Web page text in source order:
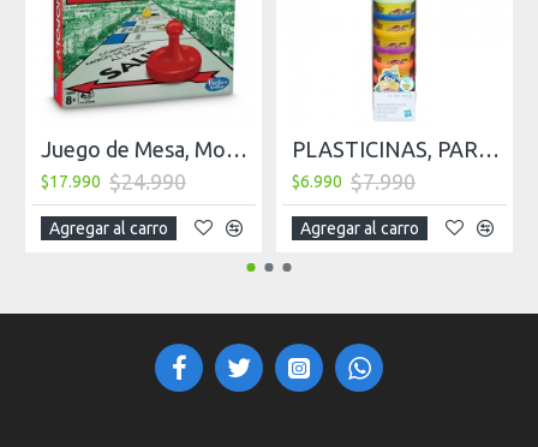
Juego de Mesa, Monopoly, Modular
$17.990 $24.990
Agregar al carro
PLASTICINAS, PARTY PACK PLAY DOH X 10 UNIDADES
$6.990 $7.990
Agregar al carro